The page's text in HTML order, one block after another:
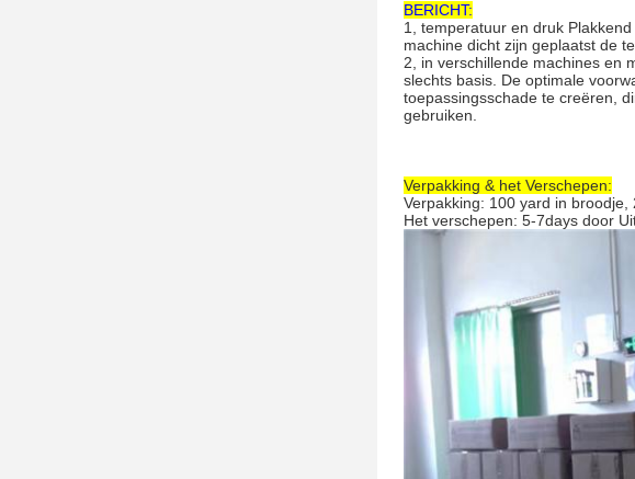
BERICHT:
1, temperatuur en druk
machine dicht zijn geplaatst de
2, in verschillende machines en
slechts basis. De optimale
toepassingsschade te creëren,
gebruiken.
Verpakking & het Verschepen:
Verpakking: 100 yard in
Het verschepen: 5-7days door